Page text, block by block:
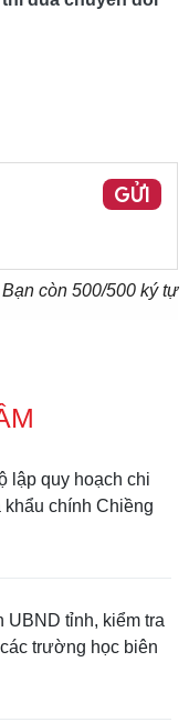
GỬI
Bạn còn 500/500 ký tự
lập quy hoạch chi
chính Chiềng
UBND tỉnh, kiểm tra
trường học biên